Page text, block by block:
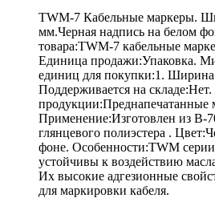
TWM-7 Кабельные маркеры.
мм.Черная надпись на белом
товара:TWM-7 кабельные
Единица продажи:Упаковка.
единиц для покупки:1.
Поддерживается на складе:Нет.
продукции:Преднапечатанные
Применение:Изготовлен из B-
глянцевого полиэстера .
фоне. Особенности:TWM
устойчивы к воздействию
Их высокие адгезионные
для маркировки кабеля.